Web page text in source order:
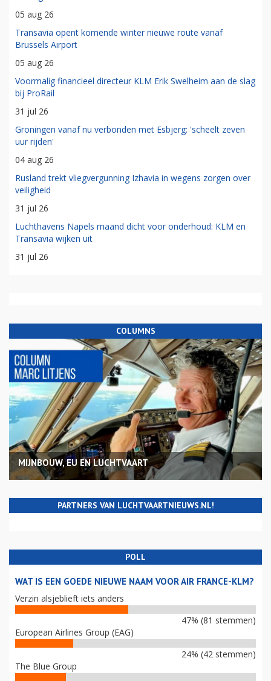
05 aug 26
Transavia opent komende winter nieuwe route vanaf
Brussels Airport
05 aug 26
Voormalig financieel directeur KLM Erik Swelheim aan de slag
bij ProRail
31 jul 26
Groningen vanaf nu verbonden met Esbjerg: 'scheelt zeven
uur rijden'
04 aug 26
Rusland trekt vliegvergunning Izhavia in wegens zorgen over
veiligheid
31 jul 26
Luchthavens Napels maand dicht voor onderhoud: KLM en
Transavia wijken uit
31 jul 26
COLUMNS
MIJNBOUW, EU EN LUCHTVAART
PARTNERS VAN LUCHTVAARTNIEUWS.NL!
POLL
WAT IS EEN GOEDE NIEUWE NAAM VOOR AIR FRANCE-KLM?
Verzin alsjeblieft iets anders
47% (81 stemmen)
European Airlines Group (EAG)
24% (42 stemmen)
The Blue Group